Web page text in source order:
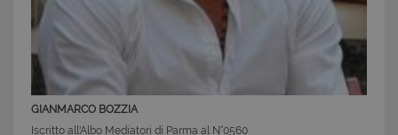
GIANMARCO BOZZIA
Iscritto all'Albo Mediatori di Parma al N°0560